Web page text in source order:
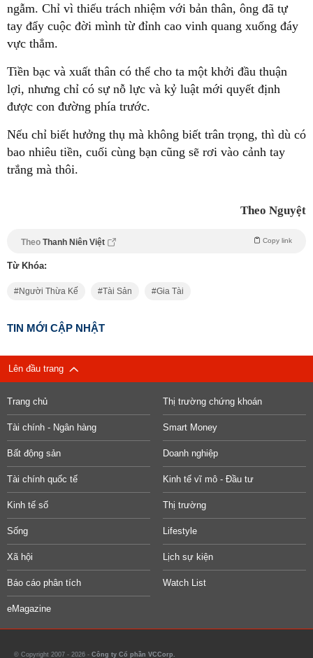
ngẫm. Chỉ vì thiếu trách nhiệm với bản thân, ông đã tự
tay đẩy cuộc đời mình từ đỉnh cao vinh quang xuống đáy
vực thẳm.
Tiền bạc và xuất thân có thể cho ta một khởi đầu thuận
lợi, nhưng chỉ có sự nỗ lực và kỷ luật mới quyết định
được con đường phía trước.
Nếu chỉ biết hưởng thụ mà không biết trân trọng, thì dù có
bao nhiêu tiền, cuối cùng bạn cũng sẽ rơi vào cảnh tay
trắng mà thôi.
Theo Nguyệt
Theo Thanh Niên Việt Copy link
Từ Khóa:
Người Thừa Kế Tài Sản Gia Tài
TIN MỚI CẬP NHẬT
Lên đầu trang
Trang chủ Thị trường chứng khoán
Tài chính - Ngân hàng Smart Money
Bất động sản Doanh nghiệp
Tài chính quốc tế Kinh tế vĩ mô - Đầu tư
Kinh tế số Thị trường
Sống Lifestyle
Xã hội Lịch sự kiện
Báo cáo phân tích Watch List
eMagazine
© Copyright 2007 - 2026 - Công ty Cổ phần VCCorp.